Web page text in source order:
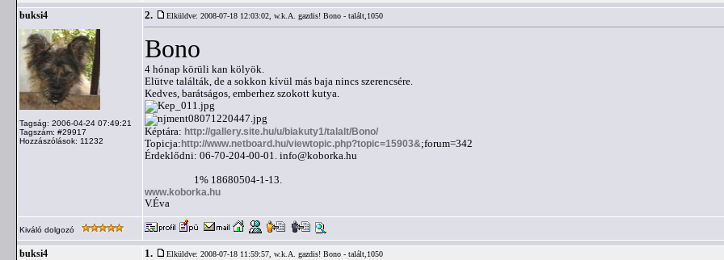
buksi4
Tagság: 2006-04-24 07:49:21
Tagszám: #29917
Hozzászólások: 11232
2. Elküldve: 2008-07-18 12:03:02, w.k.A. gazdis! Bono - talált,1050
Bono
4 hónap körüli kan kölyök.
Elütve találták, de a sokkon kívül más baja nincs szerencsére.
Kedves, barátságos, emberhez szokott kutya.
Képtára: http://gallery.site.hu/u/biakuty1/talalt/Bono/
Topicja:http://www.netboard.hu/viewtopic.php?topic=15903&;forum=342
Érdeklődni: 06-70-204-00-01. info@koborka.hu
1% 18680504-1-13.
www.koborka.hu
V.Éva
Kiváló dolgozó
buksi4 1. Elküldve: 2008-07-18 11:59:57, w.k.A. gazdis! Bono - talált,1050